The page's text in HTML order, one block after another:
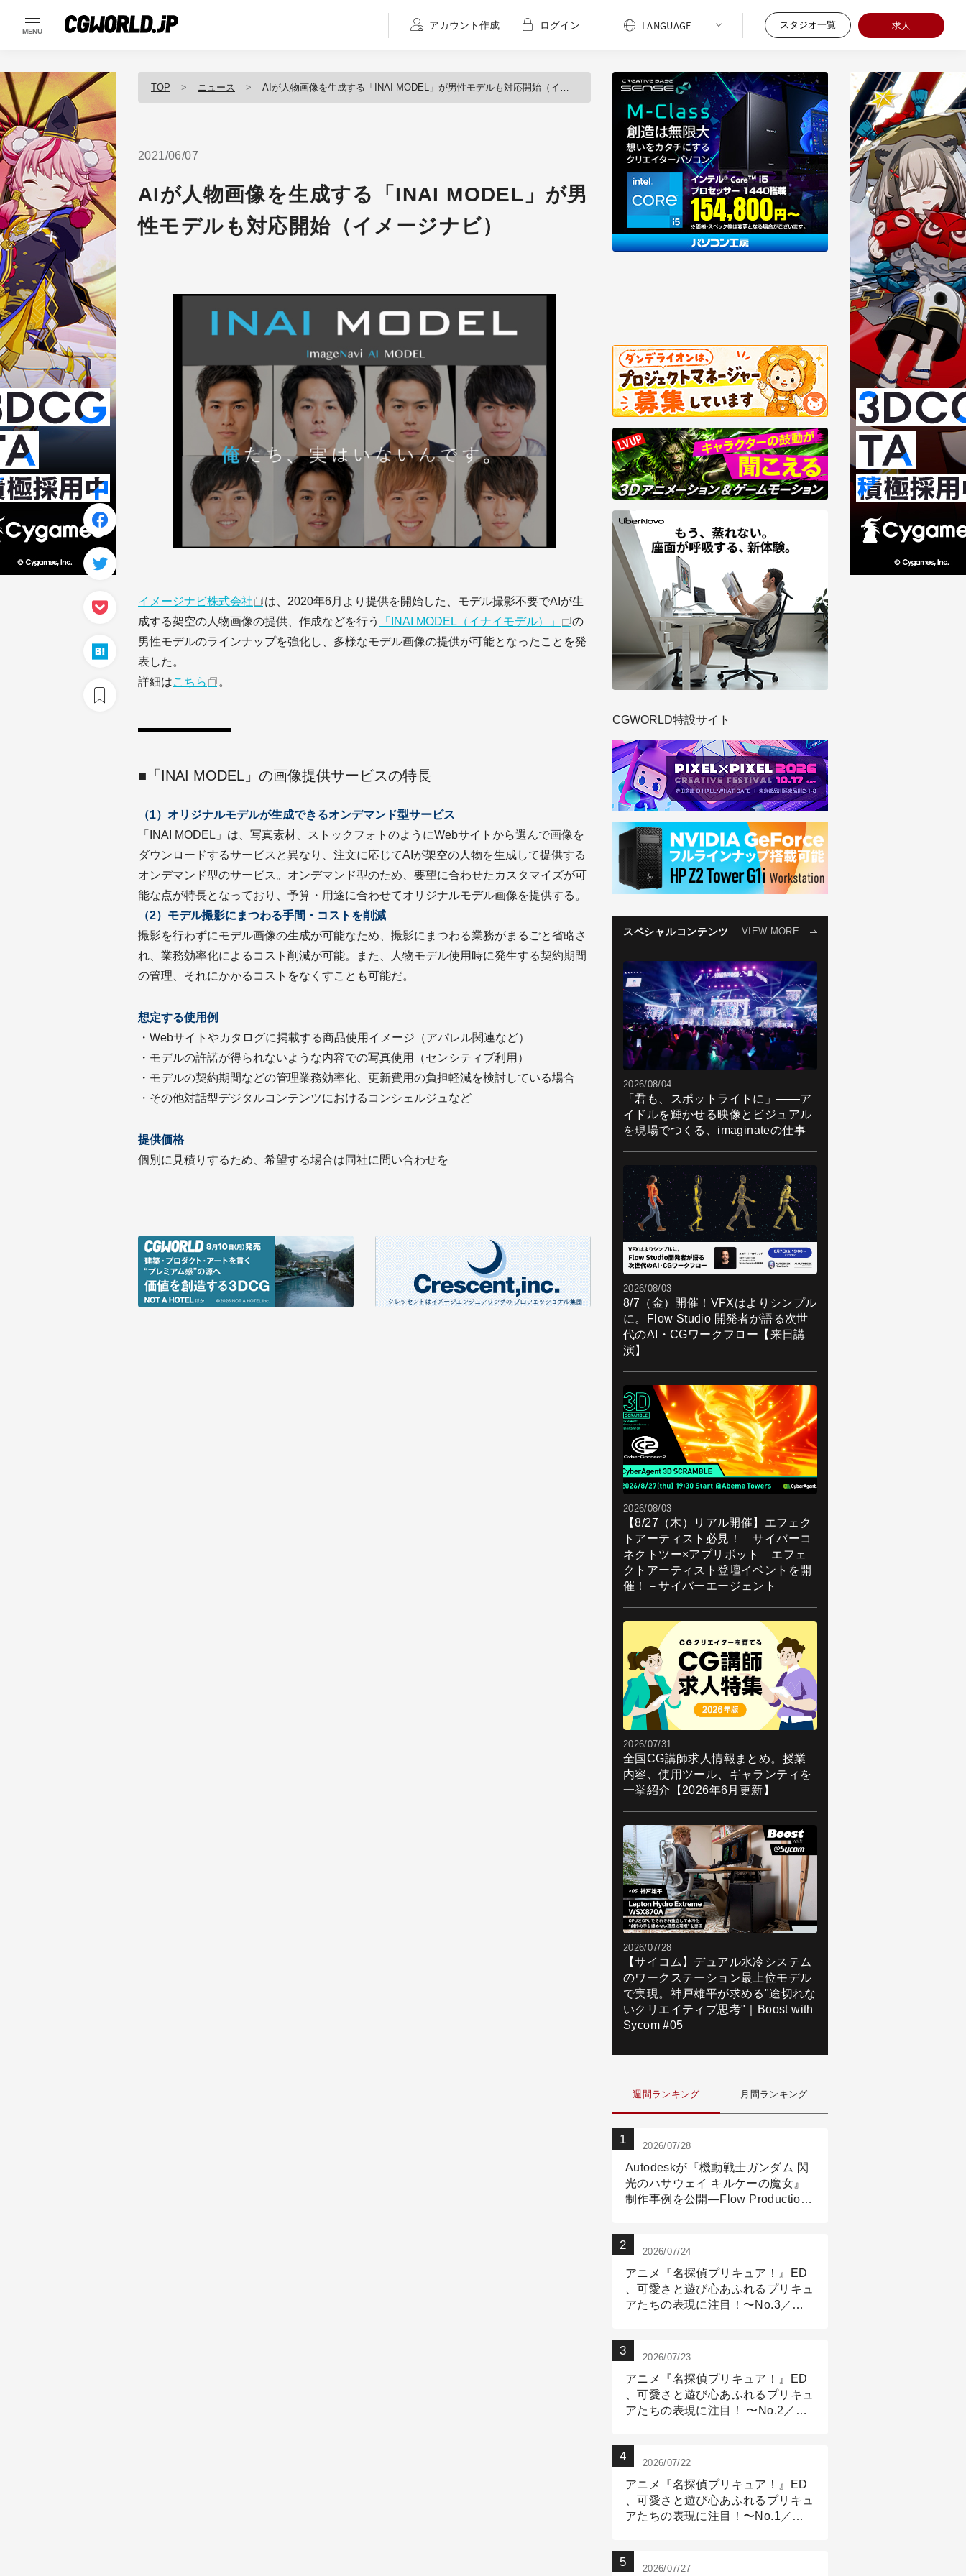
MENU
アカウント作成 ログイン スタジオ一覧 求人
TOP ニュース AIが人物画像を生成する「INAI MODEL」が男性モデルも対応開始（イメージナビ）
2021/06/07
AIが人物画像を生成する「INAI MODEL」が男
性モデルも対応開始（イメージナビ）
イメージナビ株式会社
は、2020年6月より提供を開始した、モデル撮影不要でAIが生
成する架空の人物画像の提供、作成などを行う
「INAI MODEL（イナイモデル）」
の
男性モデルのラインナップを強化し、多様なモデル画像の提供が可能となったことを発
表した。
詳細はこちら 。
■「INAI MODEL」の画像提供サービスの特長
（1）オリジナルモデルが生成できるオンデマンド型サービス
「INAI MODEL」は、写真素材、ストックフォトのようにWebサイトから選んで画像を
ダウンロードするサービスと異なり、注文に応じてAIが架空の人物を生成して提供する
オンデマンド型のサービス。オンデマンド型のため、要望に合わせたカスタマイズが可
能な点が特長となっており、予算・用途に合わせてオリジナルモデル画像を提供する。
（2）モデル撮影にまつわる手間・コストを削減
撮影を行わずにモデル画像の生成が可能なため、撮影にまつわる業務がまるごと省略さ
れ、業務効率化によるコスト削減が可能。また、人物モデル使用時に発生する契約期間
の管理、それにかかるコストをなくすことも可能だ。
想定する使用例
・Webサイトやカタログに掲載する商品使用イメージ（アパレル関連など）
・モデルの許諾が得られないような内容での写真使用（センシティブ利用）
・モデルの契約期間などの管理業務効率化、更新費用の負担軽減を検討している場合
・その他対話型デジタルコンテンツにおけるコンシェルジュなど
提供価格
個別に見積りするため、希望する場合は同社に問い合わせを
CGWORLD特設サイト
スペシャルコンテンツ VIEW MORE
2026/08/04
「君も、スポットライトに」――ア
イドルを輝かせる映像とビジュアル
を現場でつくる、imaginateの仕事
2026/08/03
8/7（金）開催！VFXはよりシンプル
に。Flow Studio 開発者が語る次世
代のAI・CGワークフロー【来日講
演】
2026/08/03
【8/27（木）リアル開催】エフェク
トアーティスト必見！ サイバーコ
ネクトツー×アプリボット エフェ
クトアーティスト登壇イベントを開
催！－サイバーエージェント
2026/07/31
全国CG講師求人情報まとめ。授業
内容、使用ツール、ギャランティを
一挙紹介【2026年6月更新】
2026/07/28
【サイコム】デュアル水冷システム
のワークステーション最上位モデル
で実現。神戸雄平が求める"途切れな
いクリエイティブ思考"｜Boost with
Sycom #05
週間ランキング 月間ランキング
2026/07/28
Autodeskが『機動戦士ガンダム 閃
光のハサウェイ キルケーの魔女』
制作事例を公開―Flow Production
2026/07/24
アニメ『名探偵プリキュア！』ED
、可愛さと遊び心あふれるプリキュ
アたちの表現に注目！〜No.3／ア
2026/07/23
アニメ『名探偵プリキュア！』ED
、可愛さと遊び心あふれるプリキュ
アたちの表現に注目！ 〜No.2／モ
2026/07/22
アニメ『名探偵プリキュア！』ED
、可愛さと遊び心あふれるプリキュ
アたちの表現に注目！〜No.1／演
2026/07/27